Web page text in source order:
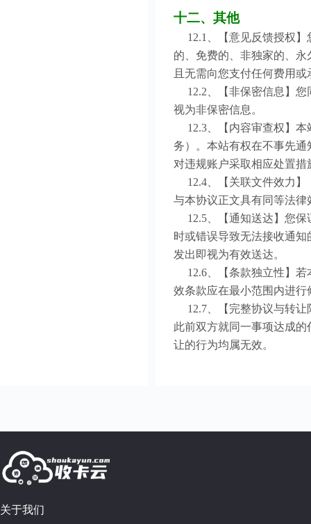
十二、其他
12.1、【意见反馈授权】
的、免费的、非独家的、
且无需向您支付任何费用
12.2、【非保密信息】您
视为非保密信息。
12.3、【内容审查权】本
务）。本站有权在不事先
对违规账户采取相应处置措
12.4、【关联文件效力】
与本协议正文具有同等法律
12.5、【通知送达】您保
时或错误导致无法接收通
发出即视为有效送达。
12.6、【条款独立性】若
效条款应在最小范围内进
12.7、【完整协议与转让
此前双方就同一事项达成
让的行为均属无效。
关于我们